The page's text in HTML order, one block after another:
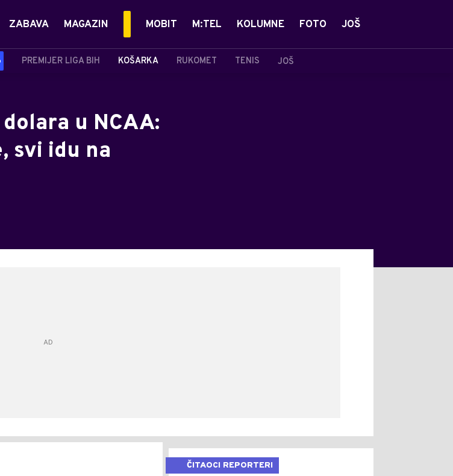
PREMIJER LIGA BIH KOŠARKA RUKOMET TENIS JOŠ
ZABAVA MAGAZIN MOBIT M:TEL KOLUMNE FOTO JOŠ
u NCAA:
svi idu na
ČITAOCI REPORTERI